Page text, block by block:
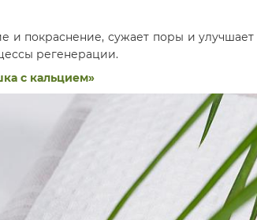
и покраснение, сужает поры и улучшает
регенерации.
с кальцием»